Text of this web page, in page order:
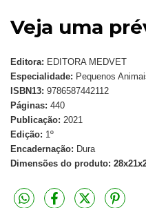
Veja uma
Editora: EDITORA MEDVET
Especialidade: Pequenos
ISBN13: 9786587442112
Páginas: 440
Publicação: 2021
Edição: 1º
Encadernação: Dura
Dimensões do produto: